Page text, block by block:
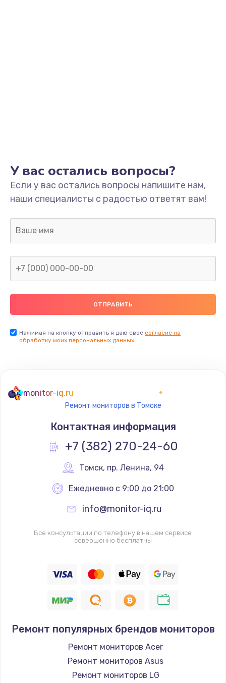
от 995 руб.
Заказать
Настройка ОС
Восстановление данных
Заказать
Настройка Wi-Fi
от 1195 руб.
Ремонт подсветки
Заказать
от 1645 руб.
Заказать
от 990 руб.
У вас остались вопросы?
Если у вас остались вопросы напишите нам,
наши специалисты с радостью ответят вам!
Нажимая на кнопку отправить я даю свое согласие на
обработку моих персональных данных.
monitor-iq.ru
Ремонт мониторов в Томске
Контактная информация
+7 (382) 270-24-60
Томск, пр. Ленина, 94
Ежедневно с 9:00 до 21:00
info@monitor-iq.ru
Все консультации по телефону в нашем сервисе
совершенно бесплатны
Ремонт популярных брендов мониторов
Ремонт мониторов Acer
Ремонт мониторов Asus
Ремонт мониторов LG